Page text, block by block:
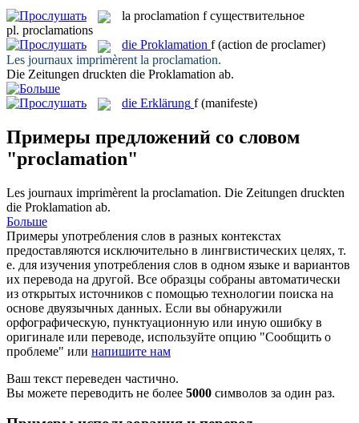
la proclamation f существительное
pl. proclamations
die Proklamation f (action de proclamer)
Les journaux imprimèrent la proclamation.
Die Zeitungen druckten die Proklamation ab.
die Erklärung f (manifeste)
Примеры предложений со словом
"proclamation"
Les journaux imprimèrent la proclamation. Die Zeitungen druckten
die Proklamation ab.
Больше
Примеры употребления слов в разных контекстах
предоставляются исключительно в лингвистических целях, т.
е. для изучения употребления слов в одном языке и вариантов
их перевода на другой. Все образцы собраны автоматически
из открытых источников с помощью технологии поиска на
основе двуязычных данных. Если вы обнаружили
орфографическую, пунктуационную или иную ошибку в
оригинале или переводе, используйте опцию "Сообщить о
проблеме" или напишите нам
Ваш текст переведен частично.
Вы можете переводить не более 5000 символов за один раз.